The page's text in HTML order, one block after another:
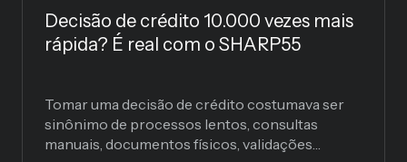
Decisão de crédito 10.000 vezes mais
rápida? É real com o SHARP55
Tomar uma decisão de crédito costumava ser
sinônimo de processos lentos, consultas
manuais, documentos físicos, validações